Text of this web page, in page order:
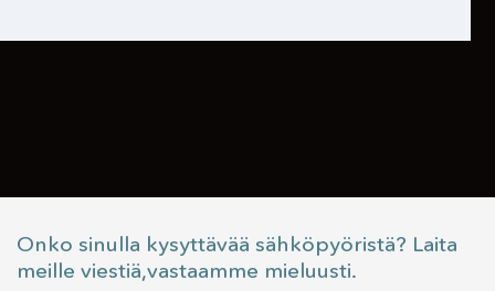
Onko sinulla kysyttävää sähköpyöristä? Laita
meille viestiä,vastaamme mieluusti.